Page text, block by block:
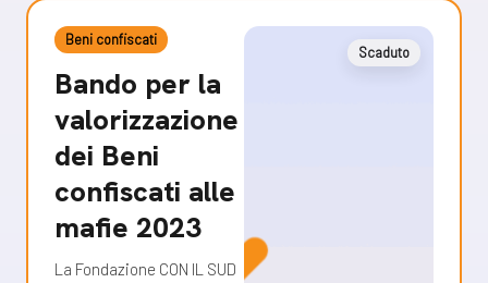
Beni confiscati
Bando per la
valorizzazione
dei Beni
confiscati alle
mafie 2023
La Fondazione CON IL SUD
Scaduto